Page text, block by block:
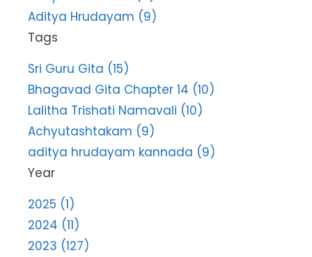
Aditya Hrudayam (9)
Tags
Sri Guru Gita (15)
Bhagavad Gita Chapter 14 (10)
Lalitha Trishati Namavali (10)
Achyutashtakam (9)
aditya hrudayam kannada (9)
Year
2025 (1)
2024 (11)
2023 (127)